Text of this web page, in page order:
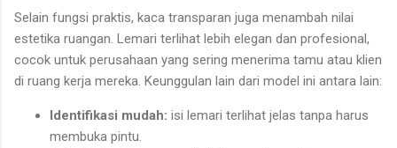
Selain fungsi praktis, kaca transparan juga menambah nilai
estetika ruangan. Lemari terlihat lebih elegan dan profesional,
cocok untuk perusahaan yang sering menerima tamu atau klien
di ruang kerja mereka. Keunggulan lain dari model ini antara lain:
Identifikasi mudah: isi lemari terlihat jelas tanpa harus
membuka pintu.